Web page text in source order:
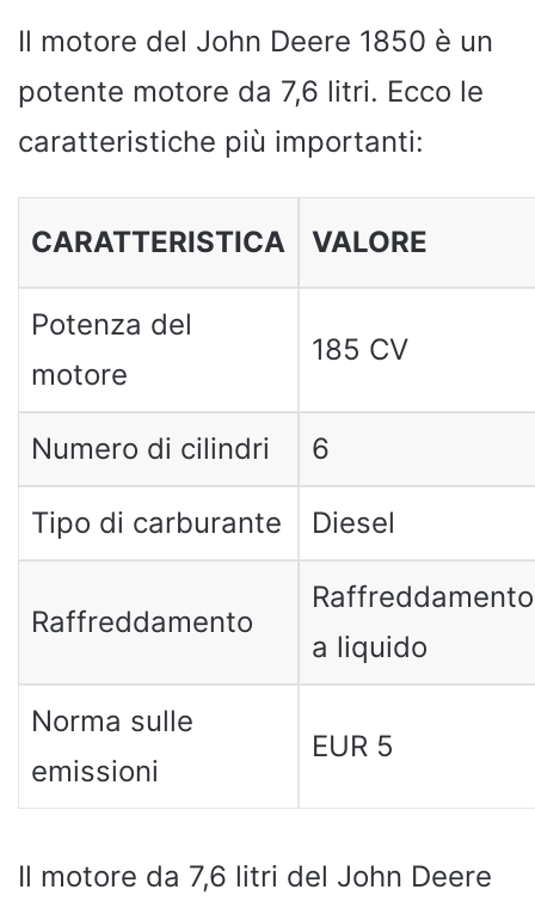
Il motore del John Deere 1850 è un
potente motore da 7,6 litri. Ecco le
caratteristiche più importanti:
CARATTERISTICA VALORE
Potenza del
motore
185 CV
Numero di cilindri 6
Tipo di carburante Diesel
Raffreddamento
Raffreddamento
a liquido
Norma sulle
emissioni
EUR 5
Il motore da 7,6 litri del John Deere